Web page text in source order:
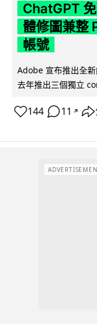
ChatGPT
體修圖兼整
帳號
Adobe 宣布推出全
去年推出三個獨立
144 11 ↗